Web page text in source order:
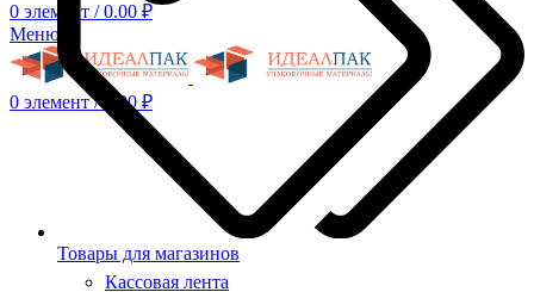
0 элемент / 0.00 ₽
Меню
0 элемент / 0.00 ₽
Товары для магазинов
Кассовая лента